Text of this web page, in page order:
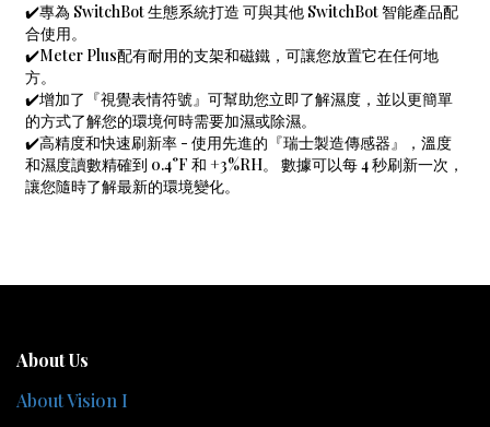
✔️專為 SwitchBot 生態系統打造 可與其他 SwitchBot 智能產品配
合使用。
✔️Meter Plus配有耐用的支架和磁鐵，可讓您放置它在任何地
方。
✔️增加了『視覺表情符號』可幫助您立即了解濕度，並以更簡單
的方式了解您的環境何時需要加濕或除濕。
✔️高精度和快速刷新率 - 使用先進的『瑞士製造傳感器』，溫度
和濕度讀數精確到 0.4°F 和 +3%RH。 數據可以每 4 秒刷新一次，
讓您隨時了解最新的環境變化。
About Us
About Vision I